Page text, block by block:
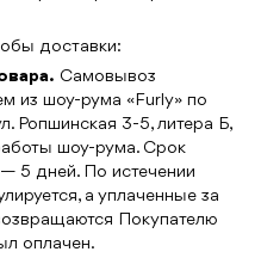
доставки:
Самовывоз
из шоу-рума «Furly» по
Ропшинская 3-5, литера Б,
шоу-рума. Срок
5 дней. По истечении
а уплаченные за
Покупателю
оплачен.